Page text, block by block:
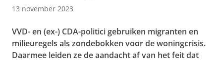
13 november 2023
VVD- en (ex-) CDA-politici gebruiken migranten en
milieuregels als zondebokken voor de woningcrisis.
Daarmee leiden ze de aandacht af van het feit dat